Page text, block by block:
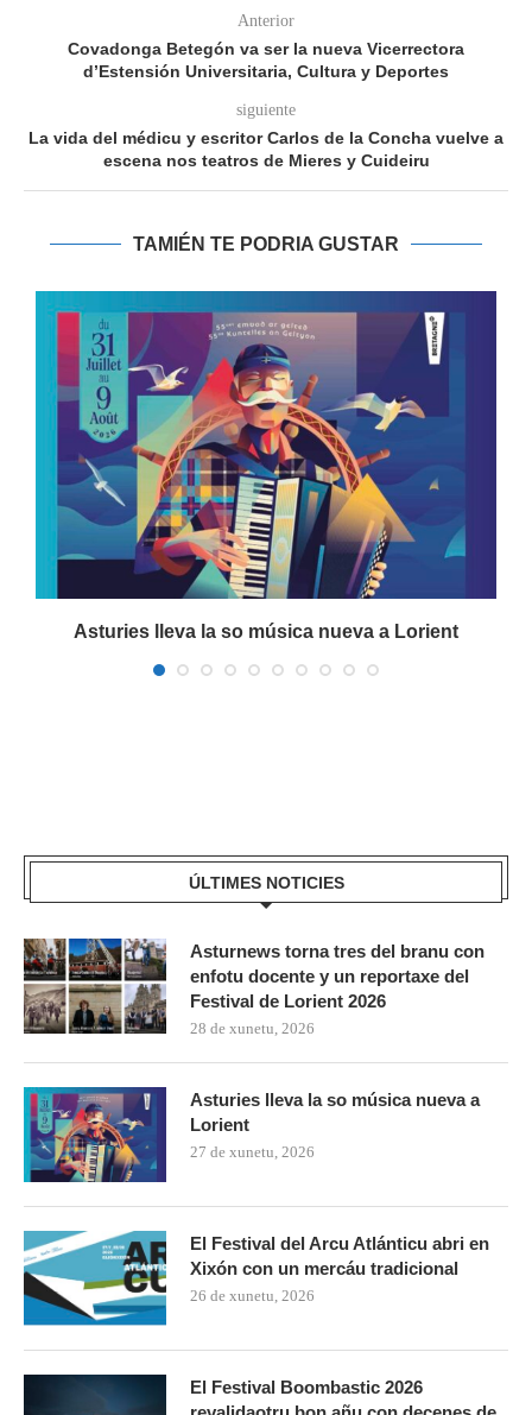
Anterior
Covadonga Betegón va ser la nueva Vicerrectora
d’Estensión Universitaria, Cultura y Deportes
siguiente
La vida del médicu y escritor Carlos de la Concha vuelve a
escena nos teatros de Mieres y Cuideiru
TAMIÉN TE PODRIA GUSTAR
Asturies lleva la so música nueva a Lorient
ÚLTIMES NOTICIES
Asturnews torna tres del branu con
enfotu docente y un reportaxe del
Festival de Lorient 2026
28 de xunetu, 2026
Asturies lleva la so música nueva a
Lorient
27 de xunetu, 2026
El Festival del Arcu Atlánticu abri en
Xixón con un mercáu tradicional
26 de xunetu, 2026
El Festival Boombastic 2026